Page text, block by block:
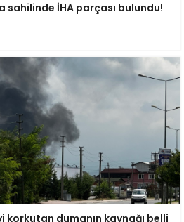
sahilinde İHA parçası bulundu!
korkutan dumanın kaynağı belli